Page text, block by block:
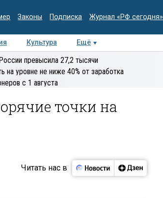
Законы Подписка Журнал «РФ сегодня»
Культура Ещё
Колумнисты
превысила 27,2 тысячи
на уровне не ниже 40% от заработка
с 1 августа
точки на
Читать нас в